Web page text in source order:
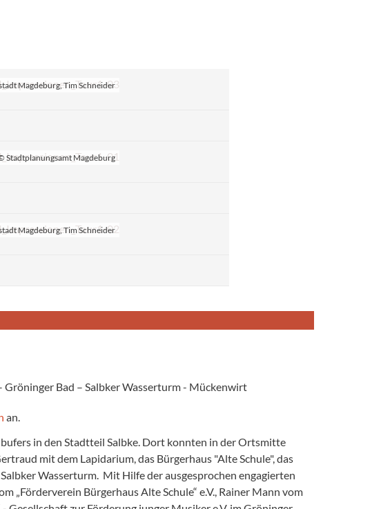
Magdeburg, Tim Schneider
Stadtplanungsamt Magdeburg
Magdeburg, Tim Schneider
Gröninger Bad – Salbker Wasserturm - Mückenwirt
an.
in den Stadtteil Salbke. Dort konnten in der Ortsmitte
mit dem Lapidarium, das Bürgerhaus "Alte Schule", das
Wasserturm. Mit Hilfe der ausgesprochen engagierten
„Förderverein Bürgerhaus Alte Schule“ e.V., Rainer Mann vom